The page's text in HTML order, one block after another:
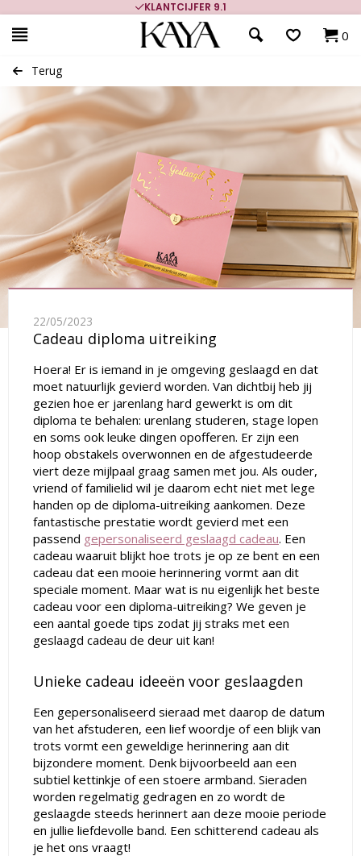
KLANTCIJFER 9.1
0
Terug
22/05/2023
Cadeau diploma uitreiking
Hoera! Er is iemand in je omgeving geslaagd en dat
moet natuurlijk gevierd worden. Van dichtbij heb jij
gezien hoe er jarenlang hard gewerkt is om dit
diploma te behalen: urenlang studeren, stage lopen
en soms ook leuke dingen opofferen. Er zijn een
hoop obstakels overwonnen en de afgestudeerde
viert deze mijlpaal graag samen met jou. Als ouder,
vriend of familielid wil je daarom echt niet met lege
handen op de diploma-uitreiking aankomen. Deze
fantastische prestatie wordt gevierd met een
passend gepersonaliseerd geslaagd cadeau. Een
cadeau waaruit blijkt hoe trots je op ze bent en een
cadeau dat een mooie herinnering vormt aan dit
speciale moment. Maar wat is nu eigenlijk het beste
cadeau voor een diploma-uitreiking? We geven je
een aantal goede tips zodat jij straks met een
geslaagd cadeau de deur uit kan!
Unieke cadeau ideeën voor geslaagden
Een gepersonaliseerd sieraad met daarop de datum
van het afstuderen, een lief woordje of een blijk van
trots vormt een geweldige herinnering aan dit
bijzondere moment. Denk bijvoorbeeld aan een
subtiel kettinkje of een stoere armband. Sieraden
worden regelmatig gedragen en zo wordt de
geslaagde steeds herinnert aan deze mooie periode
en jullie liefdevolle band. Een schitterend cadeau als
je het ons vraagt!